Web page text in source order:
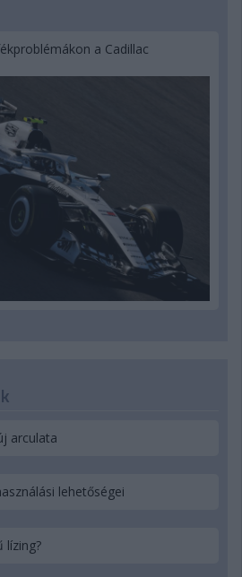
a Cadillac
arculata
lehetőségei
lízing?